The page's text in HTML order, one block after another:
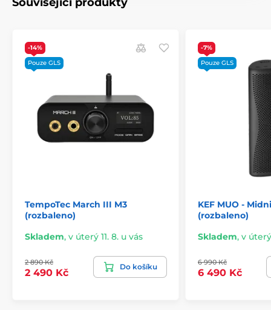
-14%
Pouze GLS
TempoTec March III M3
(rozbaleno)
Skladem, v úterý 11. 8. u vás
2 890 Kč
2 490 Kč
Do košíku
-7%
Pouze GLS
KEF MUO -
(rozbaleno)
Skladem, v úterý
6 990 Kč
6 490 Kč